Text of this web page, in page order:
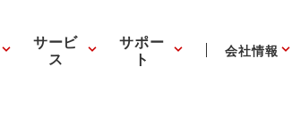
サービ
ス
サポー
ト 会社情報